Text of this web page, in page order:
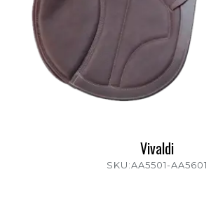
Vivaldi
SKU:AA5501-AA5601